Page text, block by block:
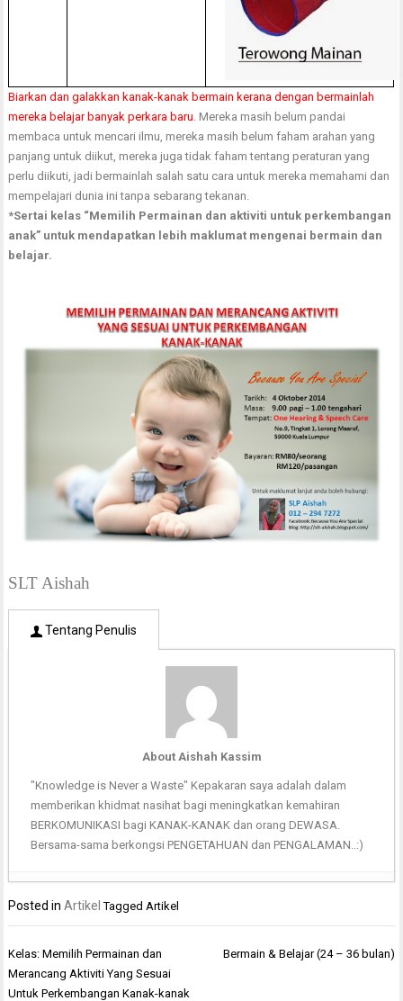
Biarkan dan galakkan kanak-kanak bermain kerana dengan bermainlah
mereka belajar banyak perkara baru. Mereka masih belum pandai
membaca untuk mencari ilmu, mereka masih belum faham arahan yang
panjang untuk diikut, mereka juga tidak faham tentang peraturan yang
perlu diikuti, jadi bermainlah salah satu cara untuk mereka memahami dan
mempelajari dunia ini tanpa sebarang tekanan.
*Sertai kelas “Memilih Permainan dan aktiviti untuk perkembangan
anak” untuk mendapatkan lebih maklumat mengenai bermain dan
belajar.
SLT Aishah
Tentang Penulis
About Aishah Kassim
"Knowledge is Never a Waste" Kepakaran saya adalah dalam
memberikan khidmat nasihat bagi meningkatkan kemahiran
BERKOMUNIKASI bagi KANAK-KANAK dan orang DEWASA.
Bersama-sama berkongsi PENGETAHUAN dan PENGALAMAN..:)
Posted inArtikel TaggedArtikel
Post
navigation
Kelas: Memilih Permainan dan
Merancang Aktiviti Yang Sesuai
Untuk Perkembangan Kanak-kanak
Bermain & Belajar (24 – 36 bulan)